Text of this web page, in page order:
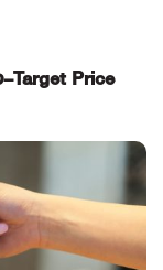
Price